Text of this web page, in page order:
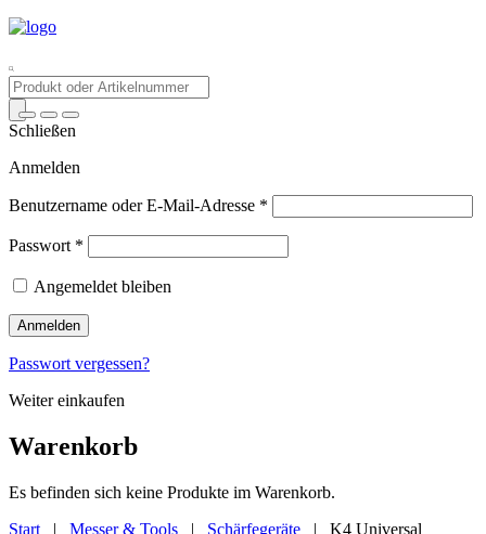
Products
search
Schließen
Anmelden
Benutzername oder E-Mail-Adresse *
Passwort *
Angemeldet bleiben
Anmelden
Passwort vergessen?
Weiter einkaufen
Warenkorb
Es befinden sich keine Produkte im Warenkorb.
Start | Messer & Tools | Schärfegeräte | K4 Universal